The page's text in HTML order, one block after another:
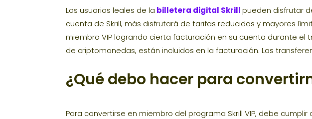
Los usuarios leales de la billetera digital Skrillpueden disfrutar
cuenta de Skrill, más disfrutará de tarifas reducidas y mayores
miembro VIP logrando cierta facturación en su cuenta durante
de criptomonedas, están incluidos en la facturación. Las
¿Qué debo hacer para
Para convertirse en miembro del programa Skrill VIP, debe